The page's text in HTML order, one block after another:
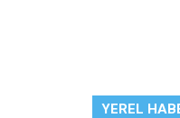
YEREL